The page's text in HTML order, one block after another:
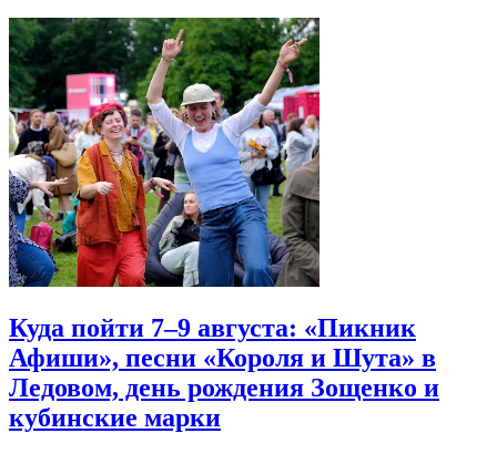
Куда пойти 7–9 августа: «Пикник
Афиши», песни «Короля и Шута» в
Ледовом, день рождения Зощенко и
кубинские марки